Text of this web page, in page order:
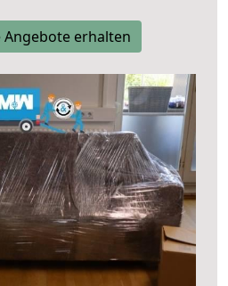
Angebote erhalten